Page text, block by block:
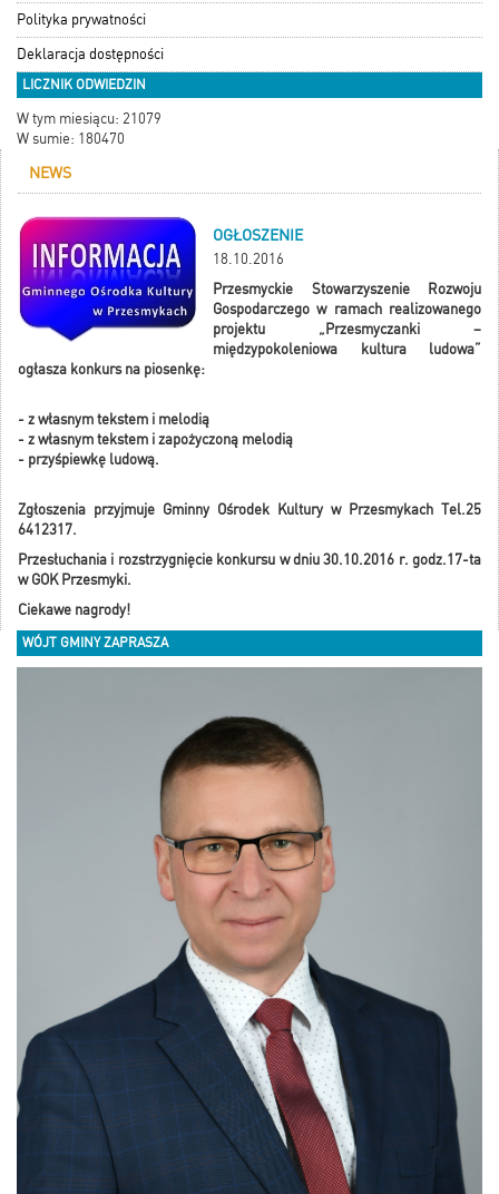
Polityka prywatności
Deklaracja dostępności
LICZNIK ODWIEDZIN
W tym miesiącu: 21079
W sumie: 180470
NEWS
OGŁOSZENIE
18.10.2016
Przesmyckie Stowarzyszenie Rozwoju
Gospodarczego w ramach realizowanego
projektu „Przesmyczanki –
międzypokoleniowa kultura ludowa”
ogłasza konkurs na piosenkę:
- z własnym tekstem i melodią
- z własnym tekstem i zapożyczoną melodią
- przyśpiewkę ludową.
Zgłoszenia przyjmuje Gminny Ośrodek Kultury w Przesmykach Tel.25
6412317.
Przesłuchania i rozstrzygnięcie konkursu w dniu 30.10.2016 r. godz.17-ta
w GOK Przesmyki.
Ciekawe nagrody!
WÓJT GMINY ZAPRASZA